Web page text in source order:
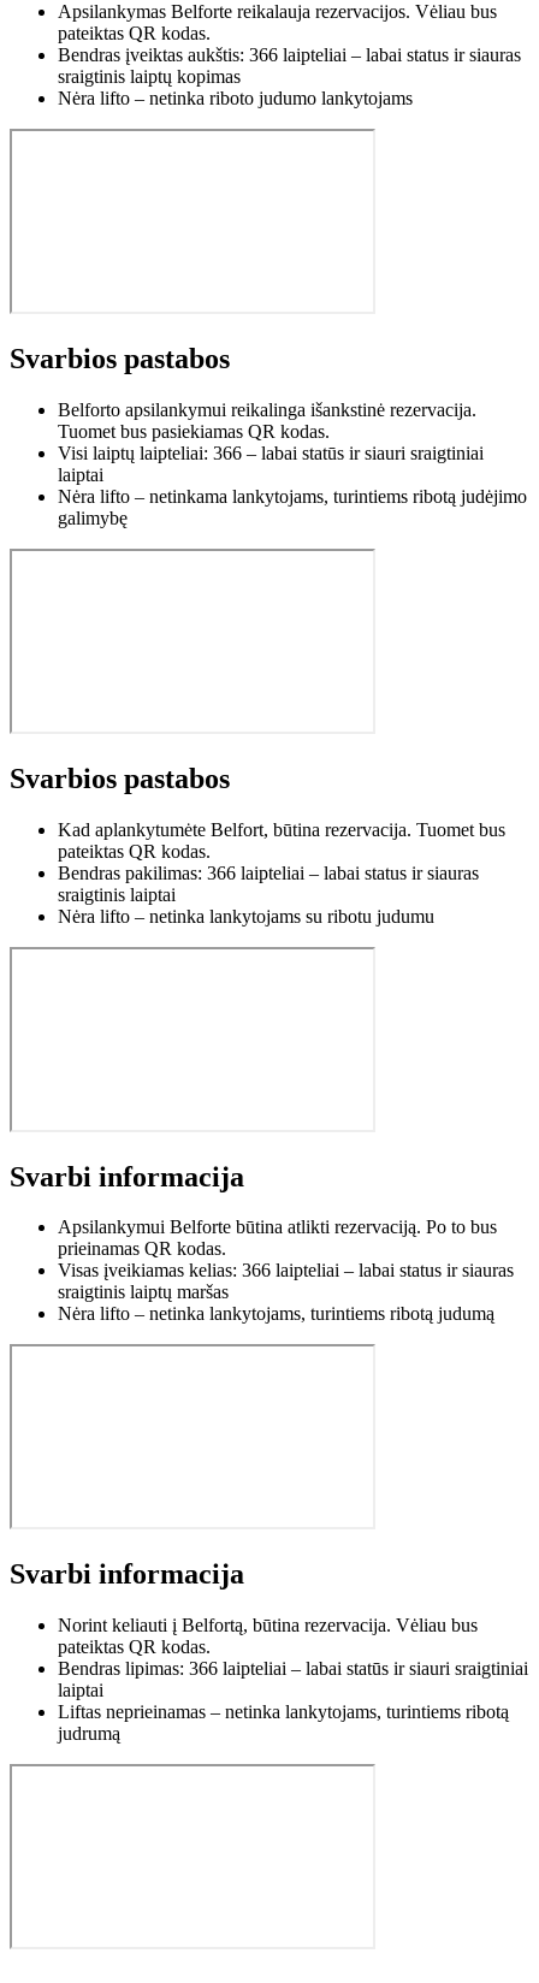
Apsilankymas Belforte reikalauja rezervacijos. Vėliau bus
pateiktas QR kodas.
Bendras įveiktas aukštis: 366 laipteliai – labai status ir siauras
sraigtinis laiptų kopimas
Nėra lifto – netinka riboto judumo lankytojams
Svarbios pastabos
Belforto apsilankymui reikalinga išankstinė rezervacija.
Tuomet bus pasiekiamas QR kodas.
Visi laiptų laipteliai: 366 – labai statūs ir siauri sraigtiniai
laiptai
Nėra lifto – netinkama lankytojams, turintiems ribotą judėjimo
galimybę
Svarbios pastabos
Kad aplankytumėte Belfort, būtina rezervacija. Tuomet bus
pateiktas QR kodas.
Bendras pakilimas: 366 laipteliai – labai status ir siauras
sraigtinis laiptai
Nėra lifto – netinka lankytojams su ribotu judumu
Svarbi informacija
Apsilankymui Belforte būtina atlikti rezervaciją. Po to bus
prieinamas QR kodas.
Visas įveikiamas kelias: 366 laipteliai – labai status ir siauras
sraigtinis laiptų maršas
Nėra lifto – netinka lankytojams, turintiems ribotą judumą
Svarbi informacija
Norint keliauti į Belfortą, būtina rezervacija. Vėliau bus
pateiktas QR kodas.
Bendras lipimas: 366 laipteliai – labai statūs ir siauri sraigtiniai
laiptai
Liftas neprieinamas – netinka lankytojams, turintiems ribotą
judrumą